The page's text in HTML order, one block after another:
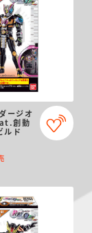
ージオ
創動
ルド